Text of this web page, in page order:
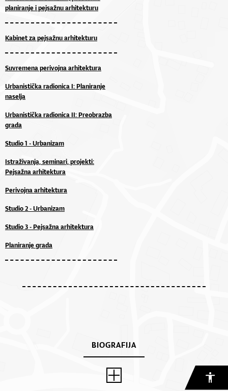
planiranje i pejsažnu arhitekturu
Kabinet za pejsažnu arhitekturu
Suvremena perivojna arhitektura
Urbanistička radionica I: Planiranje
naselja
Urbanistička radionica II: Preobrazba
grada
Studio 1 - Urbanizam
Istraživanja, seminari, projekti:
Pejsažna arhitektura
Perivojna arhitektura
Studio 2 - Urbanizam
Studio 3 - Pejsažna arhitektura
Planiranje grada
BIOGRAFIJA